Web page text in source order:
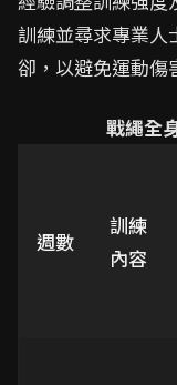
訓練並尋求專業人
卻，以避免運動傷
戰繩全
週數
訓練
內容